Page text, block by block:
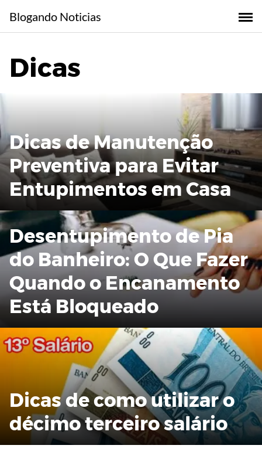
content
Blogando Noticias
Dicas
Dicas de Manutenção
Preventiva para Evitar
Entupimentos em Casa
Desentupimento de Pia
do Banheiro: O Que Fazer
Quando o Encanamento
Está Bloqueado
Dicas de como utilizar o
décimo terceiro salário